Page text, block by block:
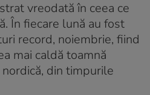
vreodată în ceea ce
În fiecare lună au fost
record, noiembrie, fiind
mai caldă toamnă
din timpurile